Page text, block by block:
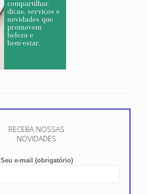
RECEBA NOSSAS
NOVIDADES
Seu e-mail (obrigatório)